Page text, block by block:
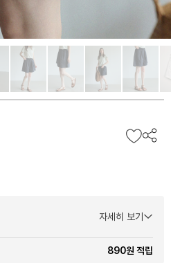
자세히 보기
890원 적립